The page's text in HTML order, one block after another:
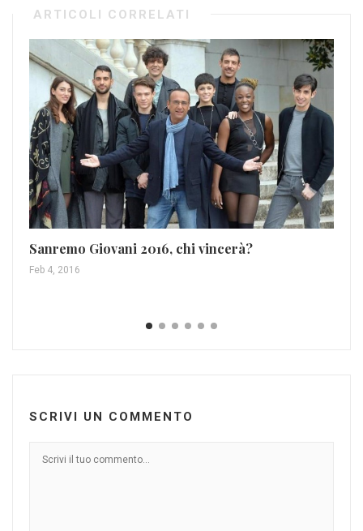
ARTICOLI CORRELATI
Sanremo Giovani 2016, chi vincerà?
Feb 4, 2016
SCRIVI UN COMMENTO